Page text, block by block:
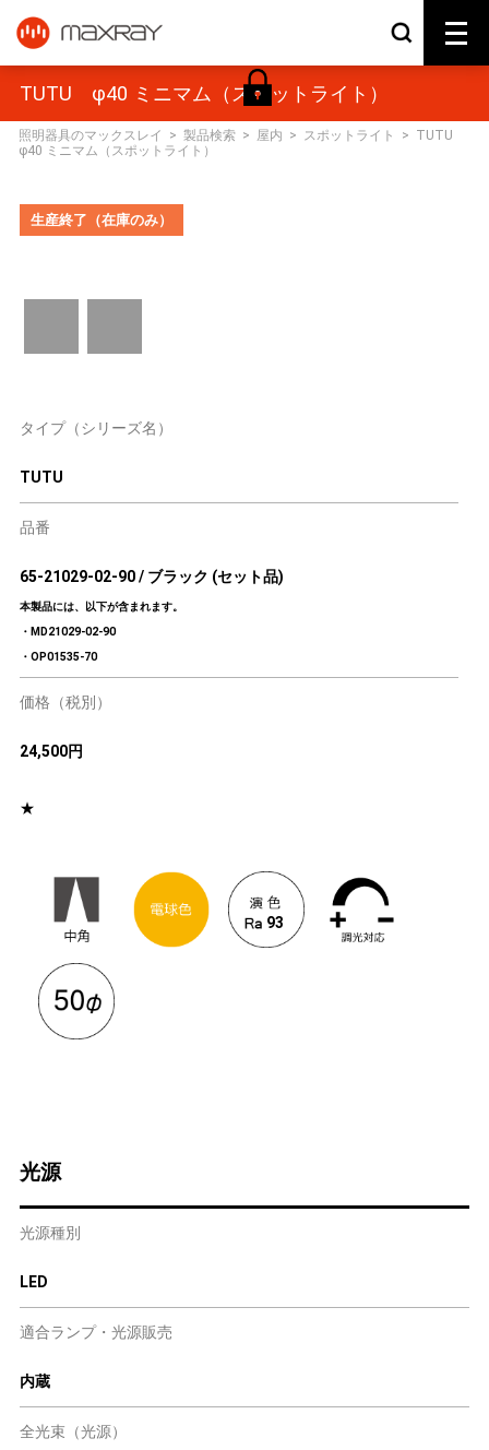
TUTU φ40 ミニマム（スポットライト）
照明器具のマックスレイ > 製品検索 > 屋内 > スポットライト > TUTU
φ40 ミニマム（スポットライト）
生産終了（在庫のみ）
タイプ（シリーズ名）
TUTU
品番
65-21029-02-90 / ブラック (セット品)
本製品には、以下が含まれます。
・MD21029-02-90
・OP01535-70
価格（税別）
24,500円
★
93
光源
光源種別
LED
適合ランプ・光源販売
内蔵
全光束（光源）